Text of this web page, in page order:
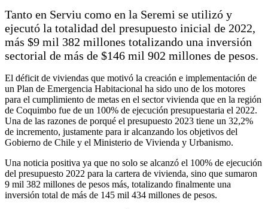
Tanto en Serviu como en la Seremi se utilizó y
ejecutó la totalidad del presupuesto inicial de 2022,
más $9 mil 382 millones totalizando una inversión
sectorial de más de $146 mil 902 millones de pesos.
El déficit de viviendas que motivó la creación e implementación de
un Plan de Emergencia Habitacional ha sido uno de los motores
para el cumplimiento de metas en el sector vivienda que en la región
de Coquimbo fue de un 100% de ejecución presupuestaria el 2022.
Una de las razones de porqué el presupuesto 2023 tiene un 32,2%
de incremento, justamente para ir alcanzando los objetivos del
Gobierno de Chile y el Ministerio de Vivienda y Urbanismo.
Una noticia positiva ya que no solo se alcanzó el 100% de ejecución
del presupuesto 2022 para la cartera de vivienda, sino que sumaron
9 mil 382 millones de pesos más, totalizando finalmente una
inversión total de más de 145 mil 434 millones de pesos.